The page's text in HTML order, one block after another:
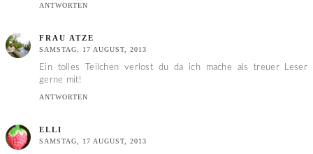
ANTWORTEN
FRAU ATZE
SAMSTAG, 17 AUGUST, 2013
Ein tolles Teilchen verlost du da ich mache als treuer Leser
gerne mit!
ANTWORTEN
ELLI
SAMSTAG, 17 AUGUST, 2013